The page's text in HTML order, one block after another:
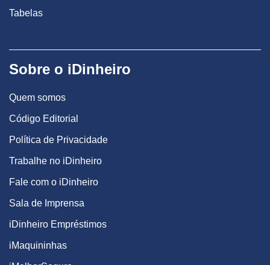
Tabelas
Sobre o iDinheiro
Quem somos
Código Editorial
Política de Privacidade
Trabalhe no iDinheiro
Fale com o iDinheiro
Sala de Imprensa
iDinheiro Empréstimos
iMaquininhas